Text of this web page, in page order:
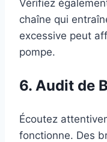
Vérifiez
chaîne qui
excessive peut
pompe.
6. Audit de
Écoutez
fonctionne. Des